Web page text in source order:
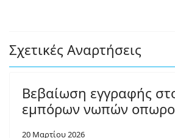
Σχετικές Αναρτήσεις
Βεβαίωση εγγραφής
εμπόρων νωπών
20 Μαρτίου 2026